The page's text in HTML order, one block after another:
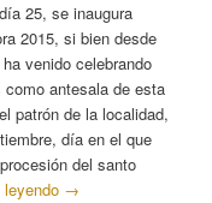
25, se inaugura
2015, si bien desde
venido celebrando
antesala de esta
patrón de la localidad,
día en el que
del santo
→